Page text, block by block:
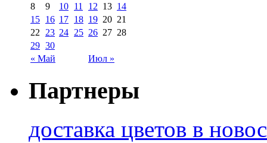
« Май Июл »
8
9 10 11 12 13 14
15 16 17 18 19 20 21
22
23 24 25 26 27 28
29 30
Партнеры
доставка цветов в